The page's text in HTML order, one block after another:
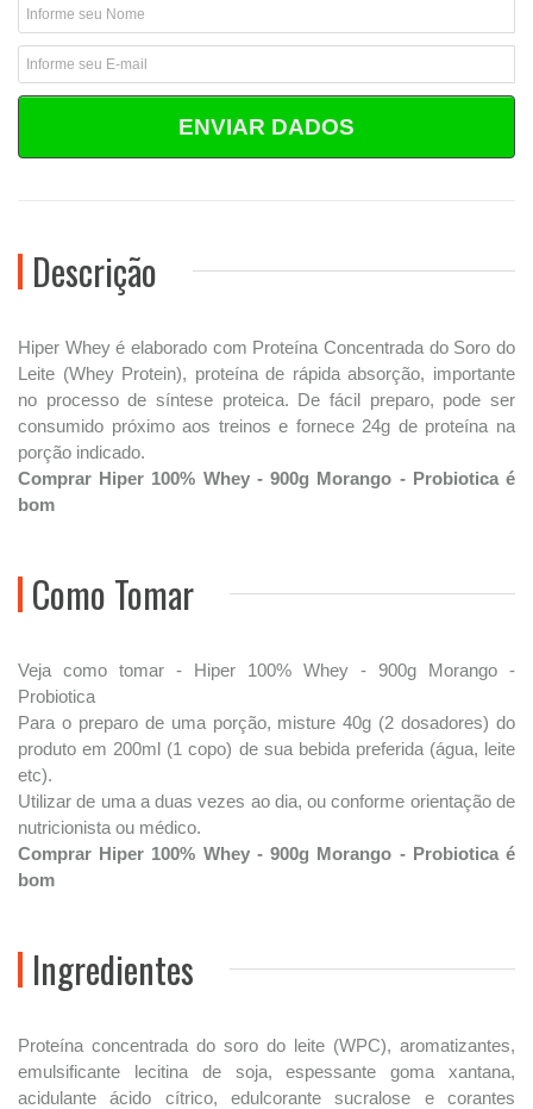
ENVIAR DADOS
Descrição
Hiper Whey é elaborado com Proteína Concentrada do Soro do
Leite (Whey Protein), proteína de rápida absorção, importante
no processo de síntese proteica. De fácil preparo, pode ser
consumido próximo aos treinos e fornece 24g de proteína na
porção indicado.
Comprar Hiper 100% Whey - 900g Morango - Probiotica é
bom
Como Tomar
Veja como tomar - Hiper 100% Whey - 900g Morango -
Probiotica
Para o preparo de uma porção, misture 40g (2 dosadores) do
produto em 200ml (1 copo) de sua bebida preferida (água, leite
etc).
Utilizar de uma a duas vezes ao dia, ou conforme orientação de
nutricionista ou médico.
Comprar Hiper 100% Whey - 900g Morango - Probiotica é
bom
Ingredientes
Proteína concentrada do soro do leite (WPC), aromatizantes,
emulsificante lecitina de soja, espessante goma xantana,
acidulante ácido cítrico, edulcorante sucralose e corantes